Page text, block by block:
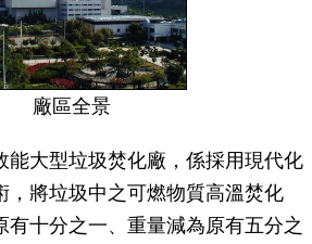
廠區全景
能大型垃圾焚化廠，係採用現代化
，將垃圾中之可燃物質高溫焚化
有十分之一、重量減為原有五分之